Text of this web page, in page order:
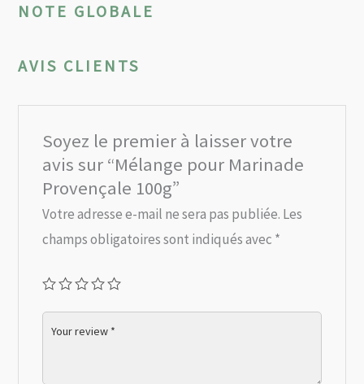
NOTE GLOBALE
AVIS CLIENTS
Soyez le premier à laisser votre
avis sur “Mélange pour Marinade
Provençale 100g”
Votre adresse e-mail ne sera pas publiée. Les
champs obligatoires sont indiqués avec *